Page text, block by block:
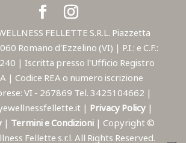
FELLETTE S.R.L. Piazzetta
Romano d'Ezzelino (VI) | P.I.: e C.F.:
| Iscritta presso l'Ufficio Registro
| Codice REA o numero iscrizione
VI - 267869 Tel. 3425104662 |
| Privacy Policy |
| Termini e Condizioni | Copyright ©
Fellette s.r.l. All Rights Reserved.